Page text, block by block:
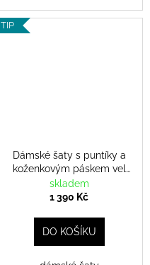
TIP
Dámské šaty s puntíky a
koženkovým páskem vel
40-42
skladem
1 390 Kč
DO KOŠÍKU